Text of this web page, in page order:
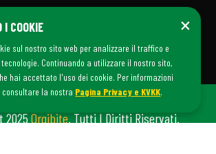
2025Orgibite. Tutti I Diritti Riservati.
×
COOKIE
sul nostro sito web per analizzare il traffico e
Continuando a utilizzare il nostro sito,
hai accettato l'uso dei cookie. Per informazioni
la nostra Pagina Privacy e KVKK.